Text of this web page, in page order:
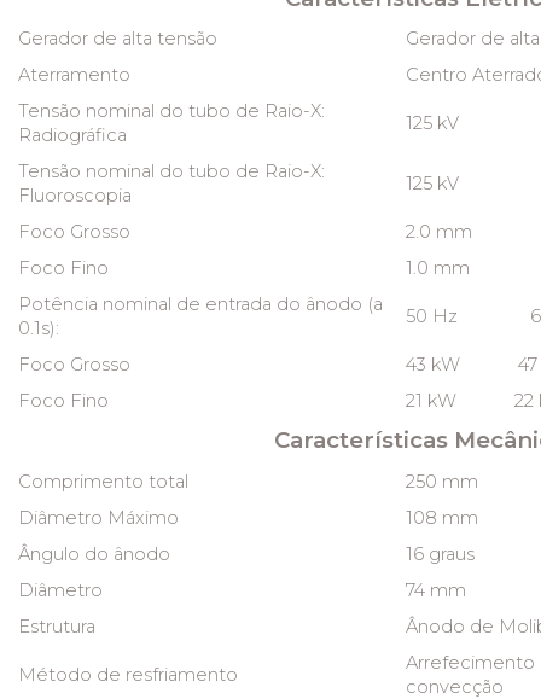
Gerador de alta tensão
Gerador de
Aterramento
Centro
Tensão nominal do tubo de Raio-X:
Radiográfica
125 kV
Tensão nominal do tubo de Raio-X:
Fluoroscopia
125 kV
Foco Grosso
2.0 mm
Foco Fino
1.0 mm
Potência nominal de entrada do ânodo (a
0.1s):
50 Hz 60
Foco Grosso
43 kW 47
Foco Fino
21 kW 22
Características
Comprimento total
250 mm
Diâmetro Máximo
108 mm
Ângulo do ânodo
16 graus
Diâmetro
74 mm
Estrutura
Ânodo de
Método de resfriamento
Arrefecimento
convecção